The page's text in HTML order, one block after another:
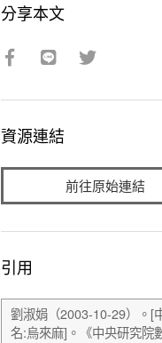
分享本文
資源連結
前往原始連結
引用